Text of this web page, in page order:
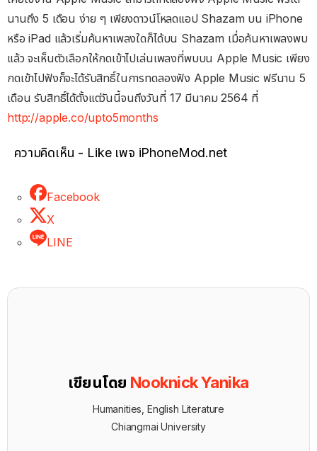
นานถึง 5 เดือน ง่าย ๆ เพียงดาวน์โหลดแอป Shazam บน iPhone
หรือ iPad แล้วเริ่มค้นหาเพลงใดก็ได้บน Shazam เมื่อค้นหาเพลงพบ
แล้ว จะเห็นตัวเลือกให้กดเข้าไปเล่นเพลงที่พบบน Apple Music เพียง
กดเข้าไปฟังก็จะได้รับสิทธิ์ในการทดลองฟัง Apple Music ฟรีนาน 5
เดือน รับสิทธิ์ได้ตั้งแต่วันนี้จนถึงวันที่ 17 มีนาคม 2564 ที่
http://apple.co/upto5months
ความคิดเห็น - Like เพจ iPhoneMod.net
Facebook
X
LINE
เขียนโดย Nooknick Yanika
Humanities, English Literature
Chiangmai University